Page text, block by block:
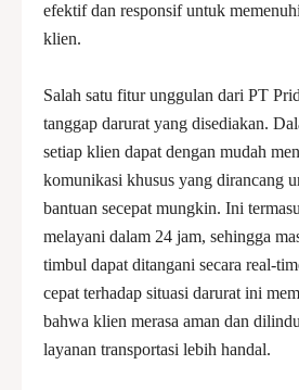
efektif dan responsif untuk
klien.
Salah satu fitur unggulan dari PT
tanggap darurat yang disediakan.
setiap klien dapat dengan mudah
komunikasi khusus yang dirancang
bantuan secepat mungkin. Ini
melayani dalam 24 jam, sehingga
timbul dapat ditangani secara real-
cepat terhadap situasi darurat ini
bahwa klien merasa aman dan
layanan transportasi lebih handal.